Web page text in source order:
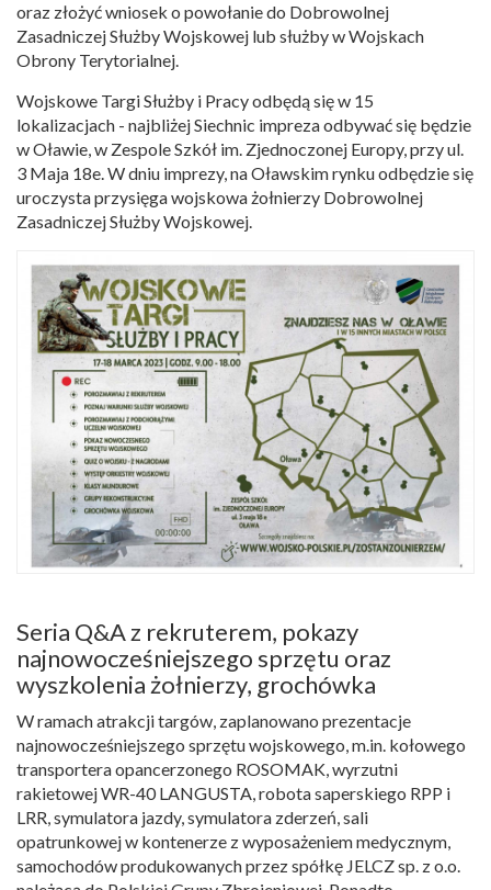
oraz złożyć wniosek o powołanie do Dobrowolnej
Zasadniczej Służby Wojskowej lub służby w Wojskach
Obrony Terytorialnej.
Wojskowe Targi Służby i Pracy odbędą się w 15
lokalizacjach - najbliżej Siechnic impreza odbywać się będzie
w Oławie, w Zespole Szkół im. Zjednoczonej Europy, przy ul.
3 Maja 18e. W dniu imprezy, na Oławskim rynku odbędzie się
uroczysta przysięga wojskowa żołnierzy Dobrowolnej
Zasadniczej Służby Wojskowej.
Seria Q&A z rekruterem, pokazy
najnowocześniejszego sprzętu oraz
wyszkolenia żołnierzy, grochówka
W ramach atrakcji targów, zaplanowano prezentacje
najnowocześniejszego sprzętu wojskowego, m.in. kołowego
transportera opancerzonego ROSOMAK, wyrzutni
rakietowej WR-40 LANGUSTA, robota saperskiego RPP i
LRR, symulatora jazdy, symulatora zderzeń, sali
opatrunkowej w kontenerze z wyposażeniem medycznym,
samochodów produkowanych przez spółkę JELCZ sp. z o.o.